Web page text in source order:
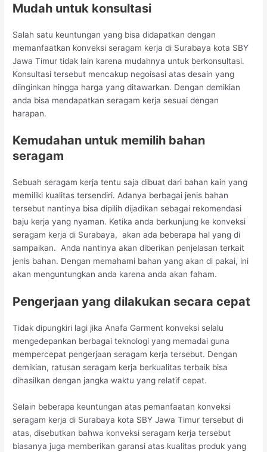
Mudah untuk konsultasi
Salah satu keuntungan yang bisa didapatkan dengan
memanfaatkan konveksi seragam kerja di Surabaya kota SBY
Jawa Timur tidak lain karena mudahnya untuk berkonsultasi.
Konsultasi tersebut mencakup negoisasi atas desain yang
diinginkan hingga harga yang ditawarkan. Dengan demikian
anda bisa mendapatkan seragam kerja sesuai dengan
harapan.
Kemudahan untuk memilih bahan
seragam
Sebuah seragam kerja tentu saja dibuat dari bahan kain yang
memiliki kualitas tersendiri. Adanya berbagai jenis bahan
tersebut nantinya bisa dipilih dijadikan sebagai rekomendasi
baju kerja yang nyaman. Ketika anda berkunjung ke konveksi
seragam kerja di Surabaya, akan ada beberapa hal yang di
sampaikan. Anda nantinya akan diberikan penjelasan terkait
jenis bahan. Dengan memahami bahan yang akan di pakai, ini
akan menguntungkan anda karena anda akan faham.
Pengerjaan yang dilakukan secara cepat
Tidak dipungkiri lagi jika Anafa Garment konveksi selalu
mengedepankan berbagai teknologi yang memadai guna
mempercepat pengerjaan seragam kerja tersebut. Dengan
demikian, ratusan seragam kerja berkualitas terbaik bisa
dihasilkan dengan jangka waktu yang relatif cepat.
Selain beberapa keuntungan atas pemanfaatan konveksi
seragam kerja di Surabaya kota SBY Jawa Timur tersebut di
atas, disebutkan bahwa konveksi seragam kerja tersebut
biasanya juga memberikan garansi atas kualitas produk yang